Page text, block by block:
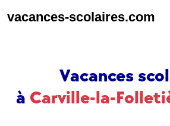
vacances-scolaires.com
Vacances
à Carville-la-